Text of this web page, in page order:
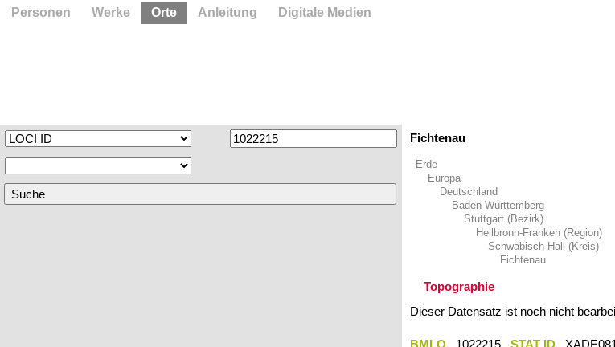
Fichtenau
Erde
Europa
Deutschland
Baden-Württemberg
Stuttgart (Bezirk)
Heilbronn-Franken (Region)
Schwäbisch Hall (Kreis)
Fichtenau
Topographie
Dieser Datensatz ist noch nicht
BMLO 1022215 STAT ID
Personen Werke Orte Anleitung Digitale Medien